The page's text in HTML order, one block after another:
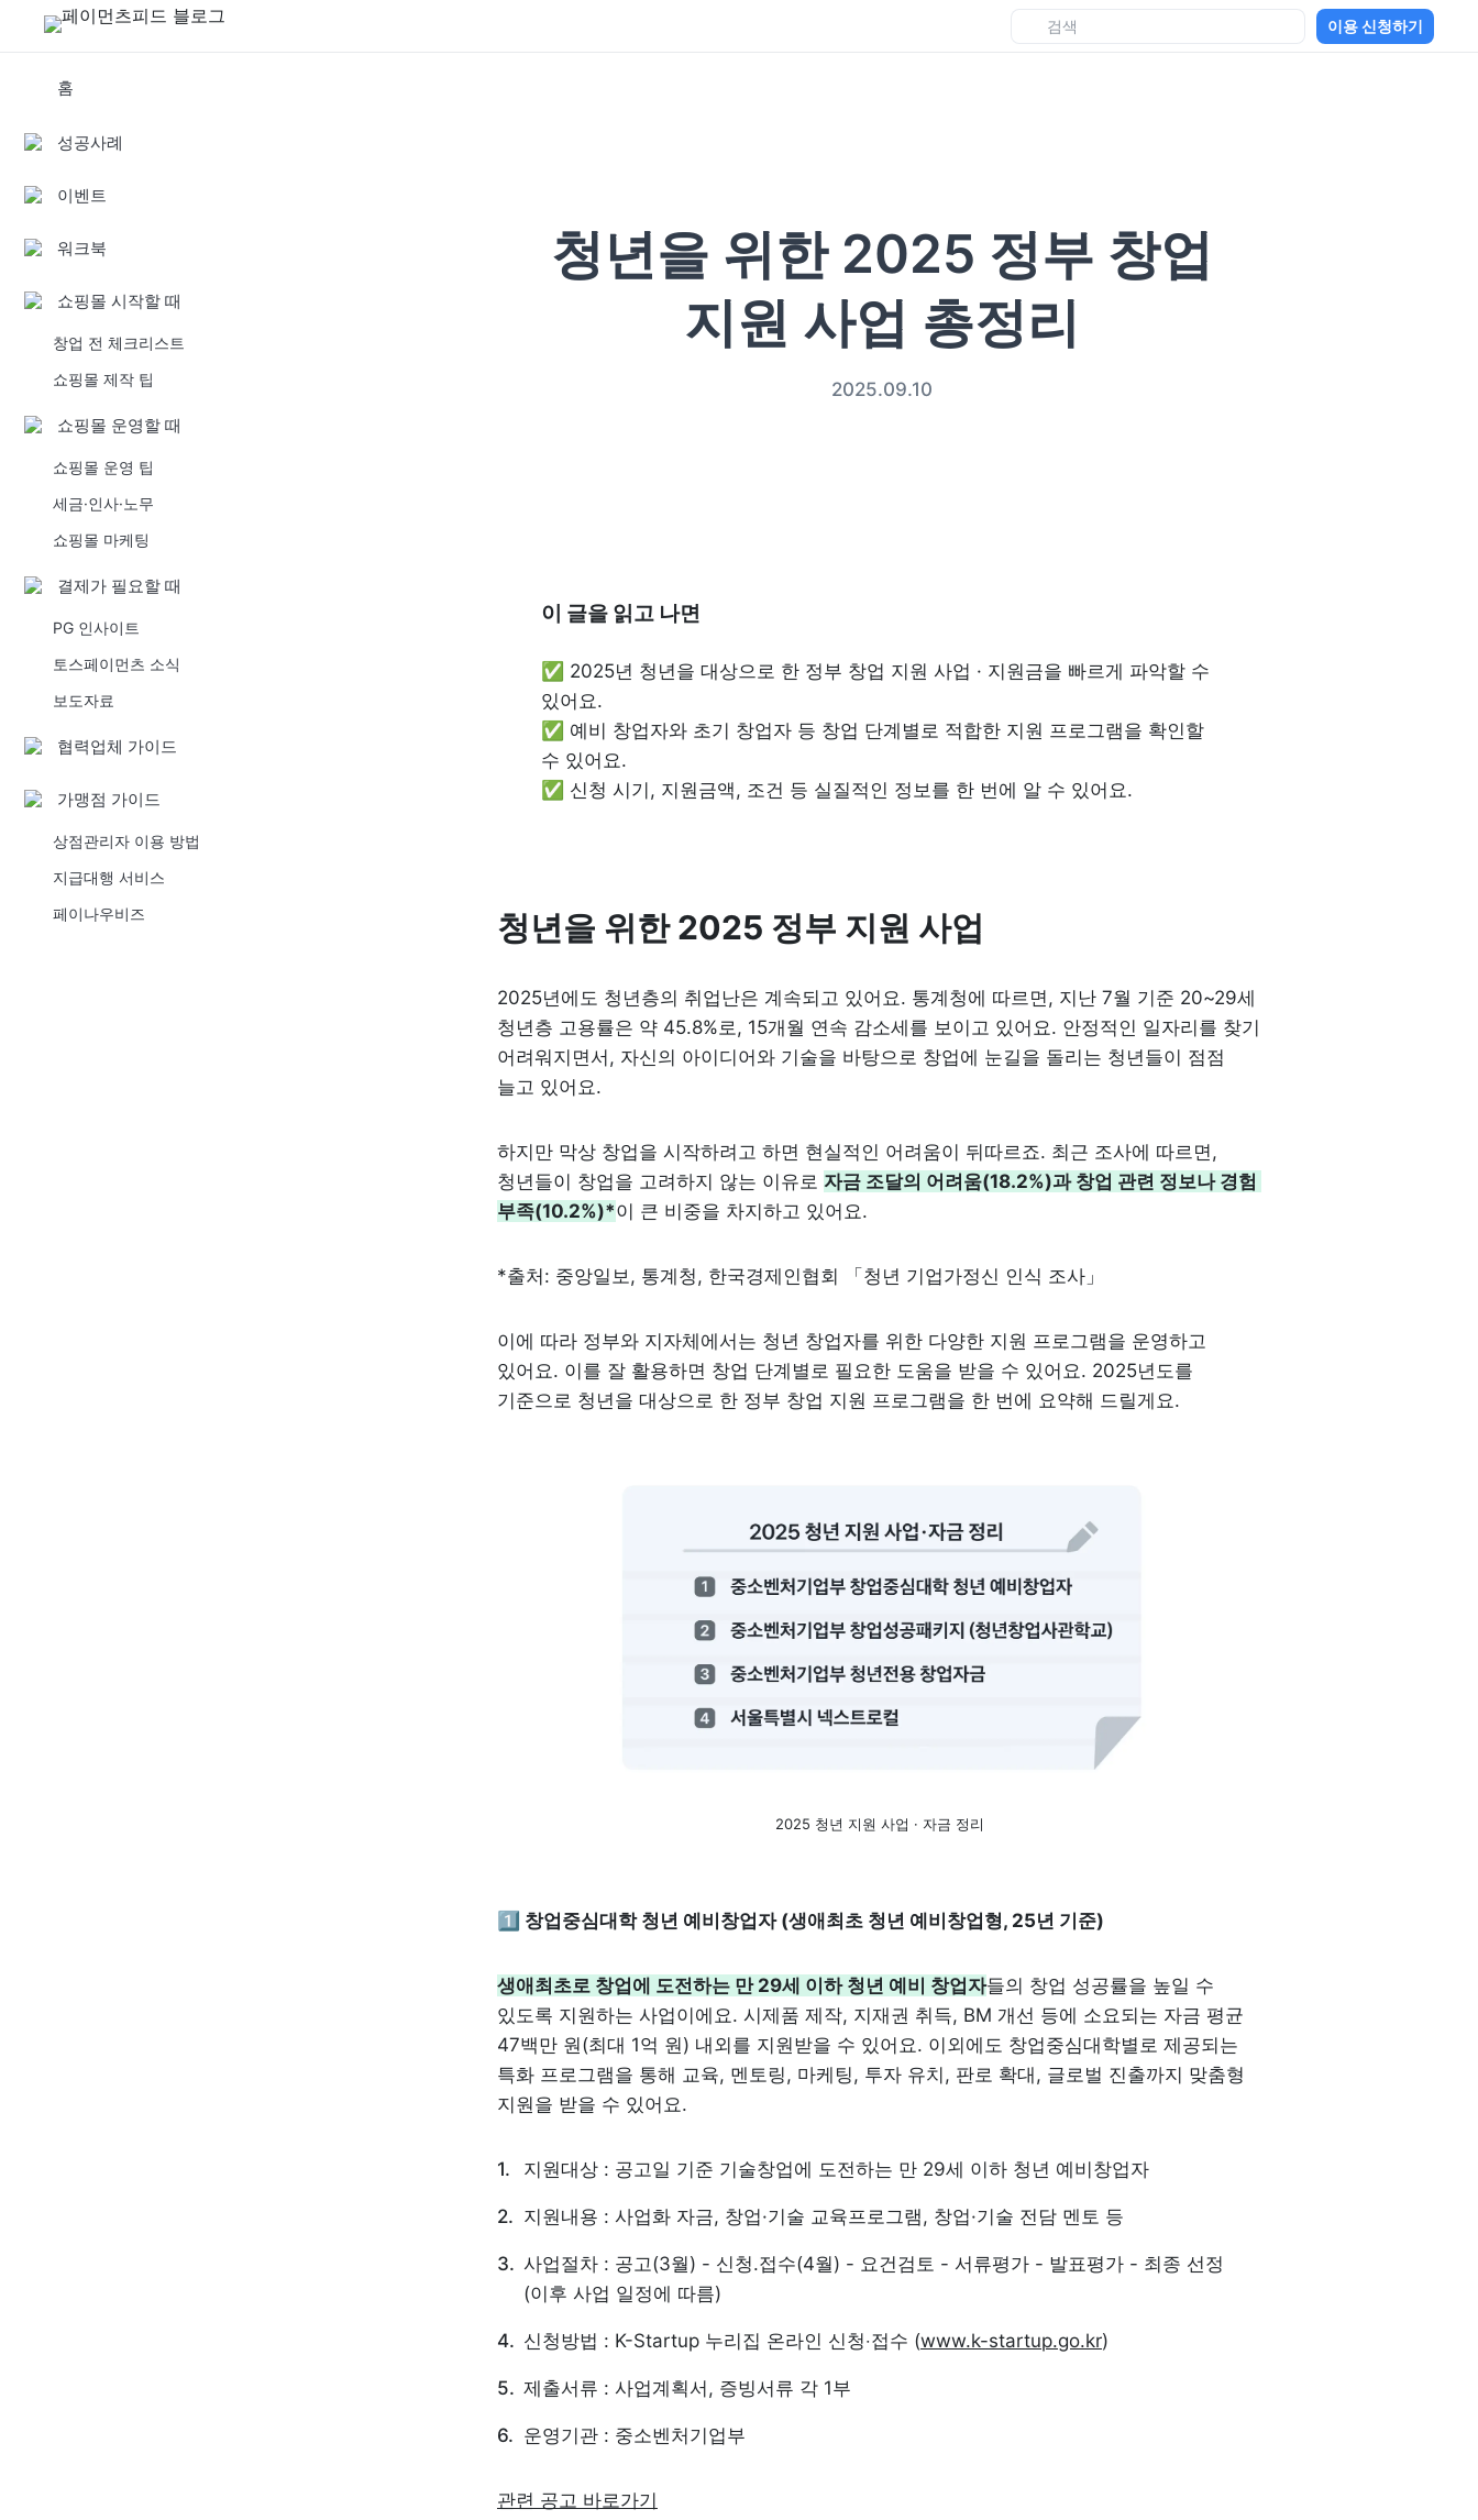
이용 신청하기
홈
성공사례
이벤트
워크북
쇼핑몰 시작할 때
창업 전 체크리스트
쇼핑몰 제작 팁
쇼핑몰 운영할 때
쇼핑몰 운영 팁
세금·인사·노무
쇼핑몰 마케팅
결제가 필요할 때
PG 인사이트
토스페이먼츠 소식
보도자료
협력업체 가이드
가맹점 가이드
상점관리자 이용 방법
지급대행 서비스
페이나우비즈
청년을 위한 2025 정부 창업
지원 사업 총정리
2025.09.10
이 글을 읽고 나면
✅ 2025년 청년을 대상으로 한 정부 창업 지원 사업 · 지원금을 빠르게 파악할 수
있어요.
✅ 예비 창업자와 초기 창업자 등 창업 단계별로 적합한 지원 프로그램을 확인할
수 있어요.
✅ 신청 시기, 지원금액, 조건 등 실질적인 정보를 한 번에 알 수 있어요.
청년을 위한 2025 정부 지원 사업
2025년에도 청년층의 취업난은 계속되고 있어요. 통계청에 따르면, 지난 7월 기준 20~29세
청년층 고용률은 약 45.8%로, 15개월 연속 감소세를 보이고 있어요. 안정적인 일자리를 찾기
어려워지면서, 자신의 아이디어와 기술을 바탕으로 창업에 눈길을 돌리는 청년들이 점점
늘고 있어요.
하지만 막상 창업을 시작하려고 하면 현실적인 어려움이 뒤따르죠. 최근 조사에 따르면,
청년들이 창업을 고려하지 않는 이유로 자금 조달의 어려움(18.2%)과 창업 관련 정보나 경험
부족(10.2%)*이 큰 비중을 차지하고 있어요.
*출처: 중앙일보, 통계청, 한국경제인협회 「청년 기업가정신 인식 조사」
이에 따라 정부와 지자체에서는 청년 창업자를 위한 다양한 지원 프로그램을 운영하고
있어요. 이를 잘 활용하면 창업 단계별로 필요한 도움을 받을 수 있어요. 2025년도를
기준으로 청년을 대상으로 한 정부 창업 지원 프로그램을 한 번에 요약해 드릴게요.
2025 청년 지원 사업 · 자금 정리
1️⃣ 창업중심대학 청년 예비창업자 (생애최초 청년 예비창업형, 25년 기준)
생애최초로 창업에 도전하는 만 29세 이하 청년 예비 창업자들의 창업 성공률을 높일 수
있도록 지원하는 사업이에요. 시제품 제작, 지재권 취득, BM 개선 등에 소요되는 자금 평균
47백만 원(최대 1억 원) 내외를 지원받을 수 있어요. 이외에도 창업중심대학별로 제공되는
특화 프로그램을 통해 교육, 멘토링, 마케팅, 투자 유치, 판로 확대, 글로벌 진출까지 맞춤형
지원을 받을 수 있어요.
지원대상 : 공고일 기준 기술창업에 도전하는 만 29세 이하 청년 예비창업자
지원내용 : 사업화 자금, 창업·기술 교육프로그램, 창업·기술 전담 멘토 등
사업절차 : 공고(3월) - 신청.접수(4월) - 요건검토 - 서류평가 - 발표평가 - 최종 선정
(이후 사업 일정에 따름)
신청방법 : K-Startup 누리집 온라인 신청‧접수 (www.k-startup.go.kr)
제출서류 : 사업계획서, 증빙서류 각 1부
운영기관 : 중소벤처기업부
관련 공고 바로가기